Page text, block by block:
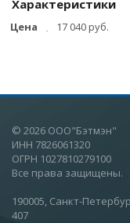
Характеристики
Цена 17 040 руб.
© 2026 ООО"Бэтмэн"
ИНН 7826061320
ОГРН 1027810279100
Все права защищены.
190005, Санкт-
407